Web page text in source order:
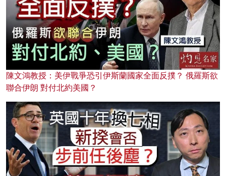
陳文鴻教授：美伊戰爭恐引伊斯蘭國家全面反撲？ 俄羅斯欲
聯合伊朗 對付北約美國？